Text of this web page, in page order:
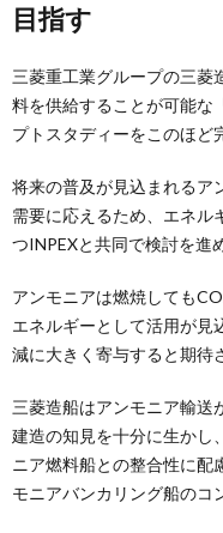
目指す
三菱重工業グループの三菱
料を供給することが可能な
プトスタディーをこのほど
将来の普及が見込まれるア
需要に応えるため、エネル
つINPEXと共同で検討を進
アンモニアは燃焼しても
エネルギーとして活用が見
減に大きく寄与すると期待
三菱造船はアンモニア輸送
建造の知見を十分に生かし
ニア燃料船との整合性に配
モニアバンカリング船のコ